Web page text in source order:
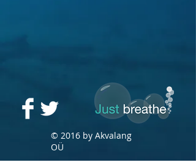
© 2016 by Akvalang
OÜ